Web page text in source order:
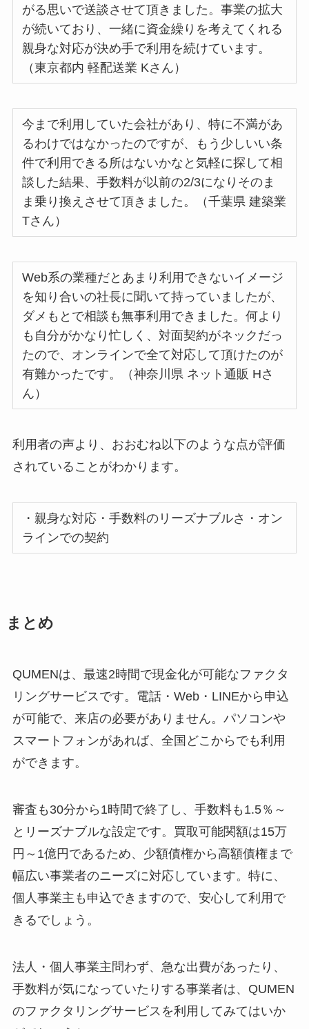
がる思いで送談させて頂きました。事業の拡大
が続いており、一緒に資金繰りを考えてくれる
親身な対応が決め手で利用を続けています。
（東京都内 軽配送業 Kさん）
今まで利用していた会社があり、特に不満があ
るわけではなかったのですが、もう少しいい条
件で利用できる所はないかなと気軽に探して相
談した結果、手数料が以前の2/3になりそのま
ま乗り換えさせて頂きました。（千葉県 建築業
Tさん）
Web系の業種だとあまり利用できないイメージ
を知り合いの社長に聞いて持っていましたが、
ダメもとで相談も無事利用できました。何より
も自分がかなり忙しく、対面契約がネックだっ
たので、オンラインで全て対応して頂けたのが
有難かったです。（神奈川県 ネット通販 Hさ
ん）
利用者の声より、おおむね以下のような点が評価
されていることがわかります。
・親身な対応・手数料のリーズナブルさ・オン
ラインでの契約
まとめ
QUMENは、最速2時間で現金化が可能なファクタ
リングサービスです。電話・Web・LINEから申込
が可能で、来店の必要がありません。パソコンや
スマートフォンがあれば、全国どこからでも利用
ができます。
審査も30分から1時間で終了し、手数料も1.5％～
とリーズナブルな設定です。買取可能関額は15万
円～1億円であるため、少額債権から高額債権まで
幅広い事業者のニーズに対応しています。特に、
個人事業主も申込できますので、安心して利用で
きるでしょう。
法人・個人事業主問わず、急な出費があったり、
手数料が気になっていたりする事業者は、QUMEN
のファクタリングサービスを利用してみてはいか